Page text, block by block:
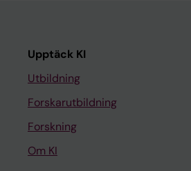
Upptäck KI
Utbildning
Forskarutbildning
Forskning
Om KI